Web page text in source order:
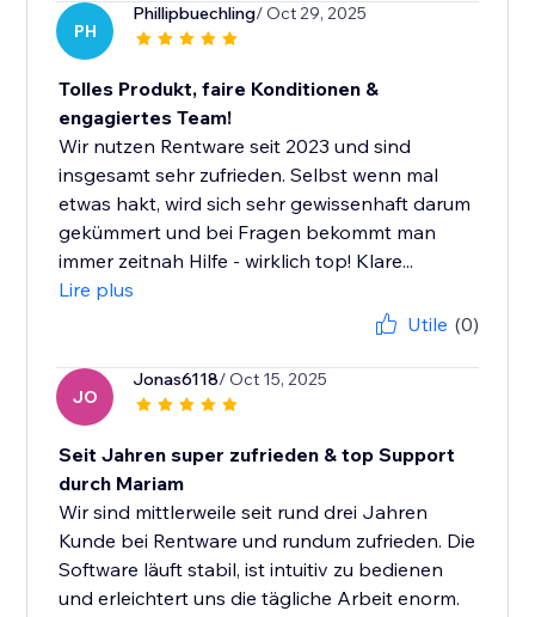
PH
Phillipbuechling/ Oct 29, 2025
Tolles Produkt, faire Konditionen &
engagiertes Team!
Wir nutzen Rentware seit 2023 und sind
insgesamt sehr zufrieden. Selbst wenn mal
etwas hakt, wird sich sehr gewissenhaft darum
gekümmert und bei Fragen bekommt man
immer zeitnah Hilfe - wirklich top! Klare...
Lire plus
Utile (0)
JO
Jonas6118/ Oct 15, 2025
Seit Jahren super zufrieden & top Support
durch Mariam
Wir sind mittlerweile seit rund drei Jahren
Kunde bei Rentware und rundum zufrieden. Die
Software läuft stabil, ist intuitiv zu bedienen
und erleichtert uns die tägliche Arbeit enorm.